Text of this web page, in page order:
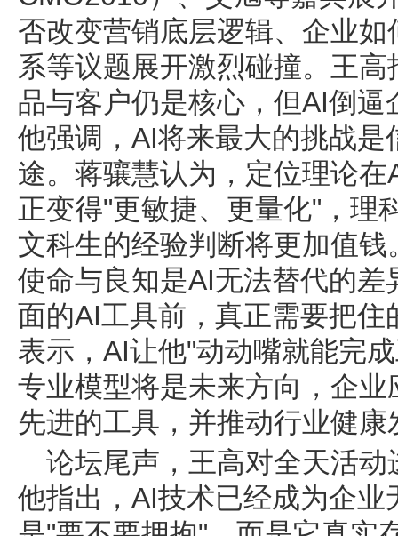
否改变营销底层逻辑、企业
系等议题展开激烈碰撞。王
品与客户仍是核心，但AI倒
他强调，AI将来最大的挑战
途。蒋骧慧认为，定位理论
正变得"更敏捷、更量化"，理
文科生的经验判断将更加值
使命与良知是AI无法替代的
面的AI工具前，真正需要把
表示，AI让他"动动嘴就能完
专业模型将是未来方向，企
先进的工具，并推动行业健康
论坛尾声，王高对全天活
他指出，AI技术已经成为企